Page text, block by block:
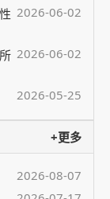
2026-06-02
2026-06-02
2026-05-25
+更多
2026-08-07